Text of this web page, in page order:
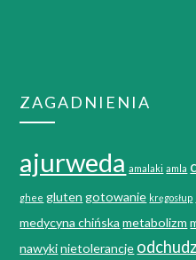
ZAGADNIENIA
ajurweda amalaki amla
ghee gluten gotowanie kręgosłup
medycyna chińska metabolizm
nawyki nietolerancje